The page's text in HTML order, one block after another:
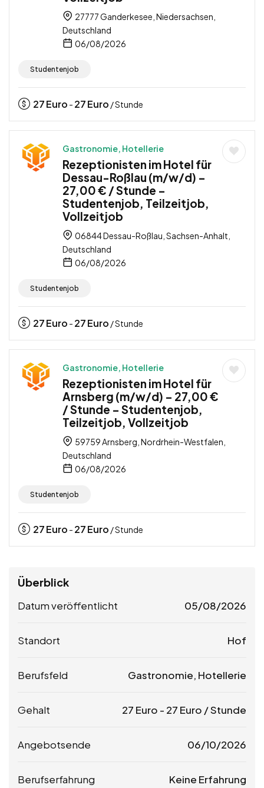
27777 Ganderkesee, Niedersachsen,
Deutschland
06/08/2026
Studentenjob
27Euro - 27Euro / Stunde
Gastronomie, Hotellerie
Rezeptionisten im Hotel für
Dessau-Roßlau (m/w/d) –
27,00 € / Stunde –
Studentenjob, Teilzeitjob,
Vollzeitjob
06844 Dessau-Roßlau, Sachsen-Anhalt,
Deutschland
06/08/2026
Studentenjob
27Euro - 27Euro / Stunde
Gastronomie, Hotellerie
Rezeptionisten im Hotel für
Arnsberg (m/w/d) – 27,00 €
/ Stunde – Studentenjob,
Teilzeitjob, Vollzeitjob
59759 Arnsberg, Nordrhein-Westfalen,
Deutschland
06/08/2026
Studentenjob
27Euro - 27Euro / Stunde
Überblick
Datum veröffentlicht 05/08/2026
Standort Hof
Berufsfeld Gastronomie, Hotellerie
Gehalt 27 Euro - 27 Euro / Stunde
Angebotsende 06/10/2026
Berufserfahrung Keine Erfahrung